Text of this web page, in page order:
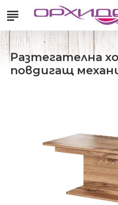
Разтегателна
повдигащ